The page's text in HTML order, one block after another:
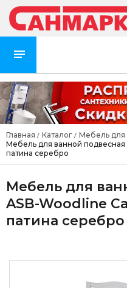
Главная / Каталог / Мебель для
Мебель для ванной
патина серебро
Мебель для
ASB-Woodline
патина серебро